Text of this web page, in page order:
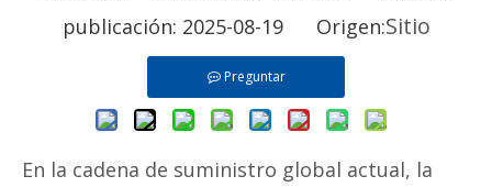
publicación: 2025-08-19 Origen:Sitio
Preguntar
En la cadena de suministro global actual, la